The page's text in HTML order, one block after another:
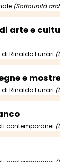
(Sottounità
arte e
Rinaldo Funari
e
Rinaldo Funari
contemporanei